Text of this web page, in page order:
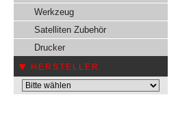
Werkzeug
Satelliten Zubehör
Drucker
HERSTELLER